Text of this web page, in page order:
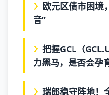
欧元区债市困境
音”
把握GCL（
力黑马，是否会孕
瑞郎稳守阵地！